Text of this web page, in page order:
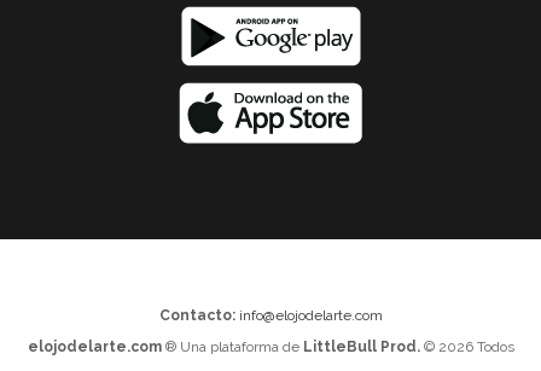
Contacto: info@elojodelarte.com
elojodelarte.com® Una plataforma de LittleBull Prod.© 2026 Todos